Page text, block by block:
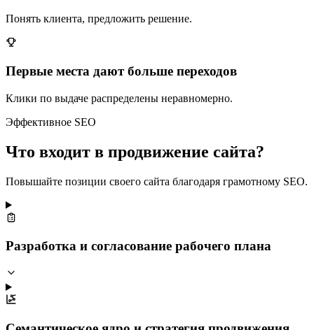
Понять клиента, предложить решение.
Первые места дают больше переходов
Клики по выдаче распределены неравномерно.
Эффективное SEO
Что входит в продвижение сайта?
Повышайте позиции своего сайта благодаря грамотному SEO.
Разработка и согласование рабочего плана